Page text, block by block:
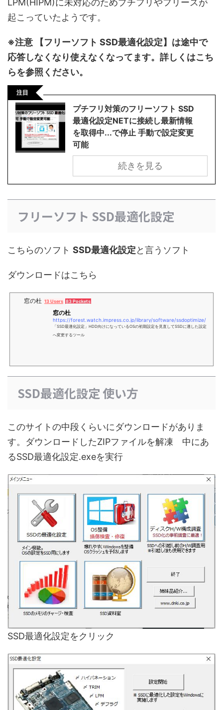
LPM(HIPM)に未対応のためプチフリやフリースが
起こっていたようです。
※注意 【フリーソフト SSD最適化設定】は途中で
応答しなくなり使えなくなってます。詳しくはこち
らを参照ください。
注目
プチフリ対策のフリーソフト SSD
最適化設定NETに接続し最新情報
を取得中...で停止 手動で設定変更
可能
続きを見る
フリーソフト SSD最適化設定
こちらのソフト SSD最適化設定と言うソフト
ダウンロードはこちら
窓の杜 13 Users 83 Pockets
窓の杜
https://forest.watch.impress.co.jp/library/software/ssdoptimize/
「SSD最適化設定」HDD向けになっているOSの初期設定を見直してSSDに適した設定
へ変更するツール
SSD最適化設定 使い方
このサイトの中段くらいにダウンロードがありま
す。ダウンロードしたZIPファイルを解凍 中にあ
るSSD最適化設定.exeを実行
SSD最適化設定をクリック